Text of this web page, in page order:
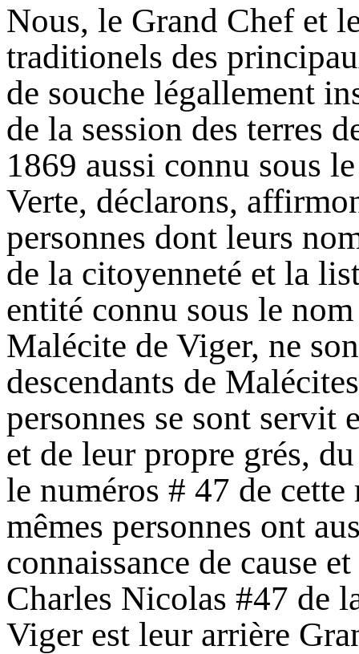
Nous, le Grand Chef et
traditionels des
de souche légallement
de la session des terres
1869 aussi connu sous
Verte, déclarons,
personnes dont leurs
de la citoyenneté et la
entité connu sous le
Malécite de Viger, ne
descendants de
personnes se sont servit
et de leur propre grés,
le numéros # 47 de cette
mêmes personnes ont
connaissance de cause
Charles Nicolas #47 de
Viger est leur arrière